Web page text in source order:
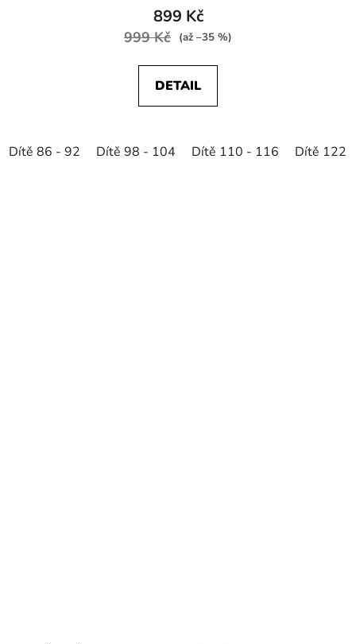
899 Kč
999 Kč (až –35 %)
DETAIL
Dítě 86 - 92 Dítě 98 - 104 Dítě 110 - 116 Dítě 122